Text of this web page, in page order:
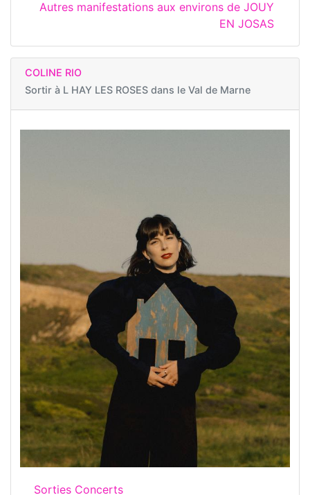
Autres manifestations aux environs de JOUY
EN JOSAS
COLINE RIO
Sortir à L HAY LES ROSES dans le Val de Marne
Sorties Concerts